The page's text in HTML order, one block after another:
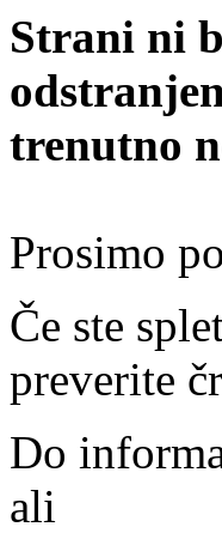
Strani ni
trenutno
Prosimo
Če ste
preverite
Do
ali